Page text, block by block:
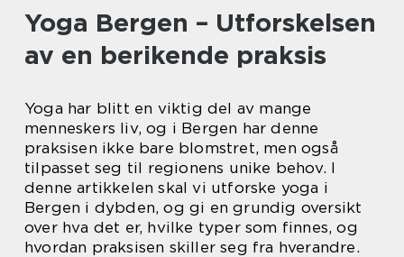
Yoga Bergen – Utforskelsen
av en berikende praksis
Yoga har blitt en viktig del av mange
menneskers liv, og i Bergen har denne
praksisen ikke bare blomstret, men også
tilpasset seg til regionens unike behov. I
denne artikkelen skal vi utforske yoga i
Bergen i dybden, og gi en grundig oversikt
over hva det er, hvilke typer som finnes, og
hvordan praksisen skiller seg fra hverandre.